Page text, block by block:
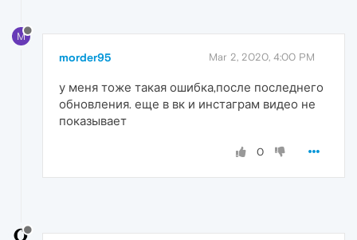
M
morder95 Mar 2, 2020, 4:00 PM
у меня тоже такая ошибка,после последнего
обновления. еще в вк и инстаграм видео не
показывает
0